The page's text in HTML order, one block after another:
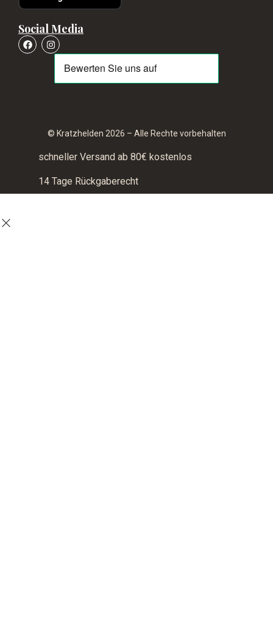
Social Media
© Kratzhelden 2026 – Alle Rechte vorbehalten
schneller Versand ab 80€ kostenlos
14 Tage Rückgaberecht